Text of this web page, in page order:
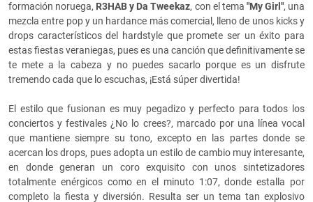
formación noruega, R3HAB y Da Tweekaz, con el tema "My Girl", una
mezcla entre pop y un hardance más comercial, lleno de unos kicks y
drops característicos del hardstyle que promete ser un éxito para
estas fiestas veraniegas, pues es una canción que definitivamente se
te mete a la cabeza y no puedes sacarlo porque es un disfrute
tremendo cada que lo escuchas, ¡Está súper divertida!
El estilo que fusionan es muy pegadizo y perfecto para todos los
conciertos y festivales ¿No lo crees?, marcado por una línea vocal
que mantiene siempre su tono, excepto en las partes donde se
acercan los drops, pues adopta un estilo de cambio muy interesante,
en donde generan un coro exquisito con unos sintetizadores
totalmente enérgicos como en el minuto 1:07, donde estalla por
completo la fiesta y diversión. Resulta ser un tema tan explosivo